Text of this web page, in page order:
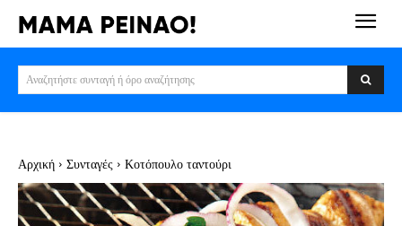
Αναζητήστε συνταγή ή όρο αναζήτησης
Αρχική Συνταγές Κοτόπουλο ταντούρι